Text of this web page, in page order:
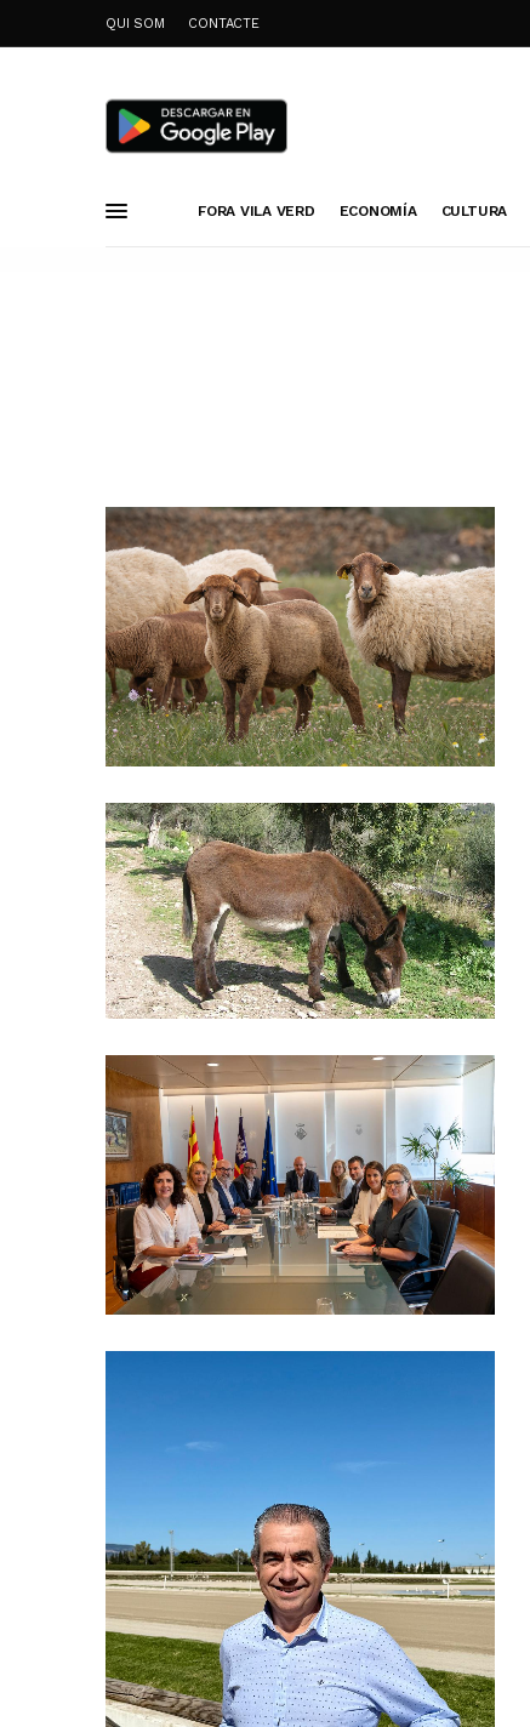
QUI SOM CONTACTE
FORA VILA VERD ECONOMÍA CULTURA